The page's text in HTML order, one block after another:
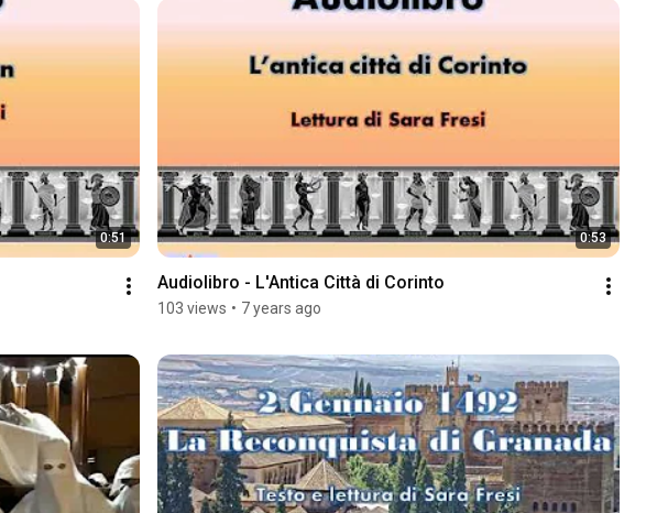
0:51 0:53
Audiolibro - L'Antica Città di Corinto
103 views • 7 years ago